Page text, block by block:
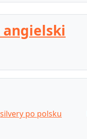
angielski
silvery po polsku